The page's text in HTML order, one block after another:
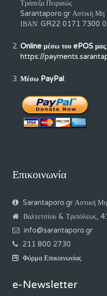
Τράπεζα Πειραιώς
Sarantaporo.gr Αστική Μη
ΙΒΑΝ: GR22 0171 7300
Online μέσω του ePOS μας:
https://
Μέσω PayPal:
Επικοινωνία
Sarantaporo.gr Αστική Μη
Βαλτετσίου & Τριπόλεως,
info@sarantaporo.gr
211 800 2730
Φόρμα Επικοινωνίας
e-Newsletter